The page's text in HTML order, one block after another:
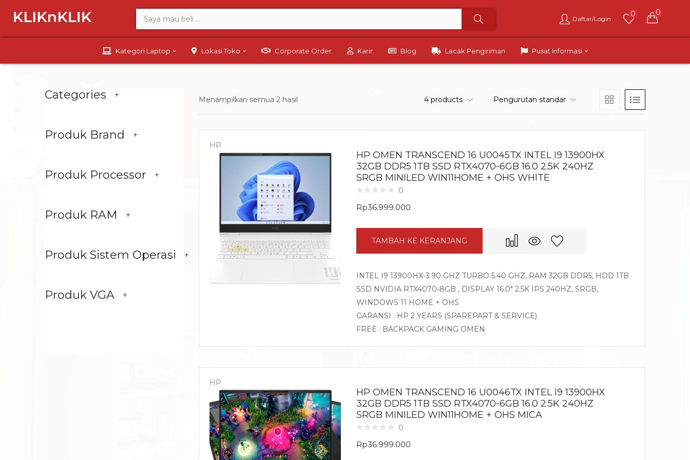
Daftar/Login
0 0
Kategori Laptop Lokasi Toko Corporate Order Karir Blog Lacak Pengiriman Pusat Informasi
Categories
Produk Brand
Produk Processor
Produk RAM
Produk Sistem Operasi
Produk VGA
Menampilkan semua 2 hasil 4 products Pengurutan standar
HP
HP OMEN TRANSCEND 16 U0045TX INTEL I9 13900HX
32GB DDR5 1TB SSD RTX4070-6GB 16.0 2.5K 240HZ
SRGB MINILED WIN11HOME + OHS WHITE
0
Rp36.999.000
TAMBAH KE KERANJANG
INTEL I9 13900HX-3.90 GHZ TURBO 5.40 GHZ, RAM 32GB DDR5, HDD 1TB
SSD NVIDIA RTX4070-8GB , DISPLAY 16.0″ 2.5K IPS 240HZ, SRGB,
WINDOWS 11 HOME + OHS
GARANSI : HP 2 YEARS (SPAREPART & SERVICE)
FREE : BACKPACK GAMING OMEN
HP
HP OMEN TRANSCEND 16 U0046TX INTEL I9 13900HX
32GB DDR5 1TB SSD RTX4070-6GB 16.0 2.5K 240HZ
SRGB MINILED WIN11HOME + OHS MICA
0
Rp36.999.000